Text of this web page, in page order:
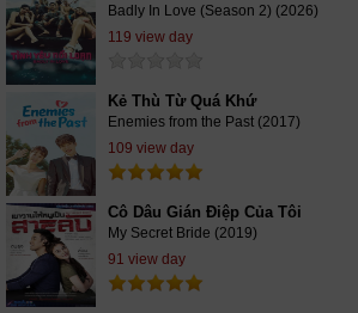
Badly In Love (Season 2) (2026)
119 view day
Kẻ Thù Từ Quá Khứ
Enemies from the Past (2017)
109 view day
Cô Dâu Gián Điệp Của Tôi
My Secret Bride (2019)
91 view day